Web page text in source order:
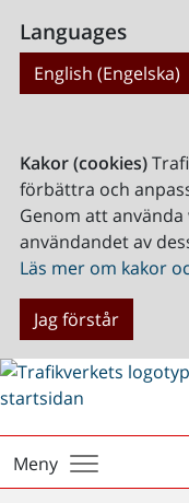
Languages
English (Engelska)
Kakor (cookies)
förbättra och
Genom att
användandet av
Läs mer om kakor
Jag förstår
Meny